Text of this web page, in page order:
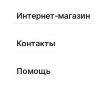
Интернет-магазин
Контакты
Помощь